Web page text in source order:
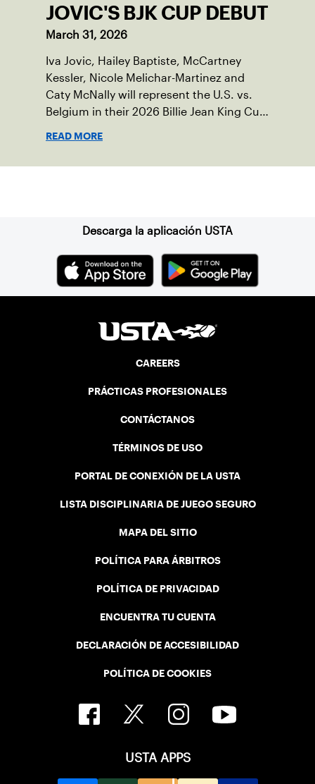
JOVIC'S BJK CUP DEBUT
March 31, 2026
Iva Jovic, Hailey Baptiste, McCartney
Kessler, Nicole Melichar-Martinez and
Caty McNally will represent the U.S. vs.
Belgium in their 2026 Billie Jean King Cup
READ MORE
Descarga la aplicación USTA
CAREERS
PRÁCTICAS PROFESIONALES
CONTÁCTANOS
TÉRMINOS DE USO
PORTAL DE CONEXIÓN DE LA USTA
LISTA DISCIPLINARIA DE JUEGO SEGURO
MAPA DEL SITIO
POLÍTICA PARA ÁRBITROS
POLÍTICA DE PRIVACIDAD
ENCUENTRA TU CUENTA
DECLARACIÓN DE ACCESIBILIDAD
POLÍTICA DE COOKIES
USTA APPS